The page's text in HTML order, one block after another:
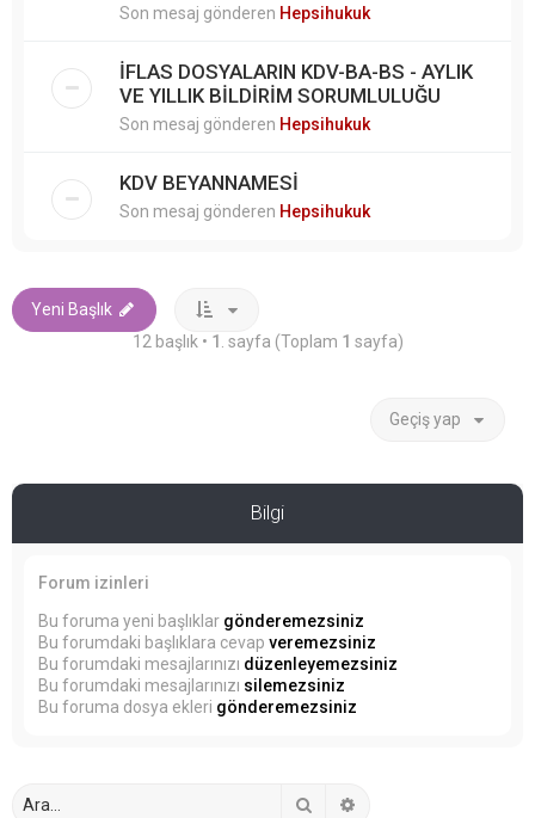
Son mesaj gönderen Hepsihukuk
İFLAS DOSYALARIN KDV-BA-BS - AYLIK
VE YILLIK BİLDİRİM SORUMLULUĞU
Son mesaj gönderen Hepsihukuk
KDV BEYANNAMESİ
Son mesaj gönderen Hepsihukuk
Yeni Başlık
12 başlık • 1 . sayfa (Toplam 1 sayfa)
Geçiş yap
Bilgi
Forum izinleri
Bu foruma yeni başlıklar gönderemezsiniz
Bu forumdaki başlıklara cevap veremezsiniz
Bu forumdaki mesajlarınızı düzenleyemezsiniz
Bu forumdaki mesajlarınızı silemezsiniz
Bu foruma dosya ekleri gönderemezsiniz